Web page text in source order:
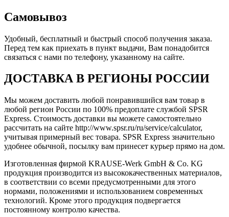
Самовывоз
Удобный, бесплатный и быстрый способ получения заказа.
Перед тем как приехать в пункт выдачи, Вам понадобится
связаться с нами по телефону, указанному на сайте.
ДОСТАВКА В РЕГИОНЫ РОССИИ
Мы можем доставить любой понравившийся вам товар в
любой регион России по 100% предоплате службой SPSR
Express. Стоимость доставки вы можете самостоятельно
рассчитать на сайте http://www.spsr.ru/ru/service/calculator,
учитывая примерный вес товара. SPSR Express значительно
удобнее обычной, посылку вам принесет курьер прямо на дом.
Изготовленная фирмой KRAUSE-Werk GmbH & Со. KG
продукция производится из высококачественных материалов,
в соответствии со всеми предусмотренными для этого
нормами, положениями и использованием современных
технологий. Кроме этого продукция подвергается
постоянному контролю качества.